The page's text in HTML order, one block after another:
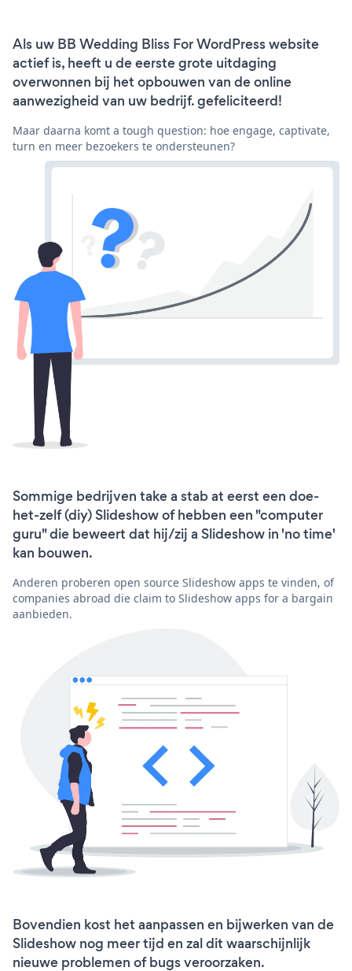
Als uw BB Wedding Bliss For WordPress website
actief is, heeft u de eerste grote uitdaging
overwonnen bij het opbouwen van de online
aanwezigheid van uw bedrijf. gefeliciteerd!
Maar daarna komt a tough question: hoe engage, captivate,
turn en meer bezoekers te ondersteunen?
Sommige bedrijven take a stab at eerst een doe-
het-zelf (diy) Slideshow of hebben een "computer
guru" die beweert dat hij/zij a Slideshow in 'no time'
kan bouwen.
Anderen proberen open source Slideshow apps te vinden, of
companies abroad die claim to Slideshow apps for a bargain
aanbieden.
Bovendien kost het aanpassen en bijwerken van de
Slideshow nog meer tijd en zal dit waarschijnlijk
nieuwe problemen of bugs veroorzaken.